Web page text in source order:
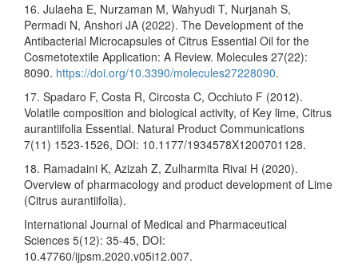
16. Julaeha E, Nurzaman M, Wahyudi T, Nurjanah S,
Permadi N, Anshori JA (2022). The Development of the
Antibacterial Microcapsules of Citrus Essential Oil for the
Cosmetotextile Application: A Review. Molecules 27(22):
8090. https://doi.org/10.3390/molecules27228090.
17. Spadaro F, Costa R, Circosta C, Occhiuto F (2012).
Volatile composition and biological activity, of Key lime, Citrus
aurantiifolia Essential. Natural Product Communications
7(11) 1523-1526, DOI: 10.1177/1934578X1200701128.
18. Ramadaini K, Azizah Z, Zulharmita Rivai H (2020).
Overview of pharmacology and product development of Lime
(Citrus aurantiifolia).
International Journal of Medical and Pharmaceutical
Sciences 5(12): 35-45, DOI:
10.47760/ijpsm.2020.v05i12.007.